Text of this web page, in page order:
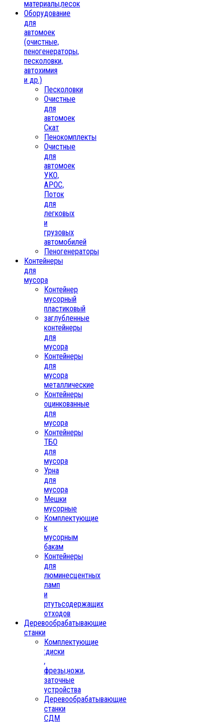
материалы,песок
Oборудование
для
автомоек
(очистные,
пеногенераторы,
песколовки,
автохимия
и др.)
Песколовки
Очистные
для
автомоек
Скат
Пенокомплекты
Очистные
для
автомоек
УКО,
АРОС,
Поток
для
легковых
и
грузовых
автомобилей
Пеногенераторы
Контейнеры
для
мусора
Контейнер
мусорный
пластиковый
заглубленные
контейнеры
для
мусора
Контейнеры
для
мусора
металлические
Контейнеры
оцинкованные
для
мусора
Контейнеры
ТБО
для
мусора
Урна
для
мусора
Мешки
мусорные
Комплектующие
к
мусорным
бакам
Контейнеры
для
люминесцентных
ламп
и
ртутьсодержащих
отходов
Деревообрабатывающие
станки
Комплектующие
:диски
,
фрезы,ножи,
заточные
устройства
Деревообрабатывающие
станки
СДМ